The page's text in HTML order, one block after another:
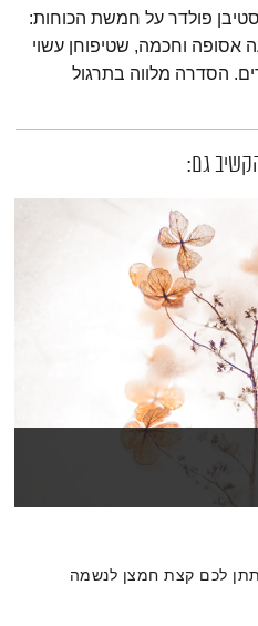
פולדר על חמשת הכוחות:
אסופה וחכמה, שטיפוחן עשוי
הסדרה מלווה בתרגול
גם:
לכם קצת חמצן לנשמה